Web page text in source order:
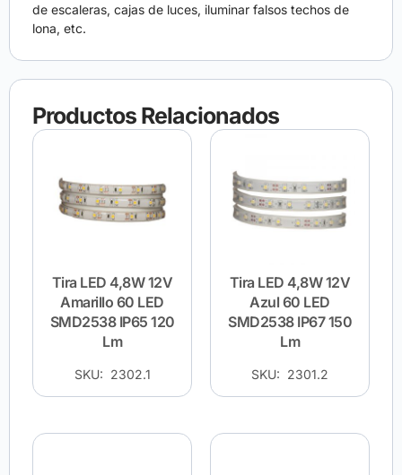
de escaleras, cajas de luces, iluminar falsos techos de
lona, etc.
Productos Relacionados
Tira LED 4,8W 12V
Amarillo 60 LED
SMD2538 IP65 120
Lm
SKU: 2302.1
Tira LED 4,8W 12V
Azul 60 LED
SMD2538 IP67 150
Lm
SKU: 2301.2